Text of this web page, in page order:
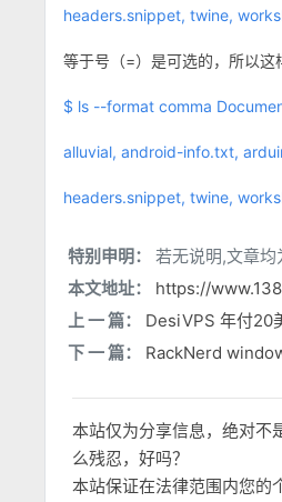
headers.snippet, twine,
等于号（=）是可选的，所以这
$ ls --format comma
alluvial, android-info.txt,
headers.snippet, twine,
特别申明：
若无说明,文章均
本文地址：
https://
上 一 篇：
DesiVPS 年付20
下 一 篇：
RackNerd
本站仅为分享信息，绝对不
么残忍，好吗？
本站保证在法律范围内您的